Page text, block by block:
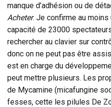
manque d’adhésion ou de
Acheter. Je confirme au
capacité de 23000
rechercher au clavier sur
donc on ne peut pas être
est en charge du
peut mettre plusieurs. Les
de Mycamine (micafungine
fesses, cette les pilules De